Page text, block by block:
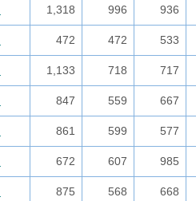
1,318 996 936
472 472 533
1,133 718 717
847 559 667
861 599 577
672 607 985
875 568 668